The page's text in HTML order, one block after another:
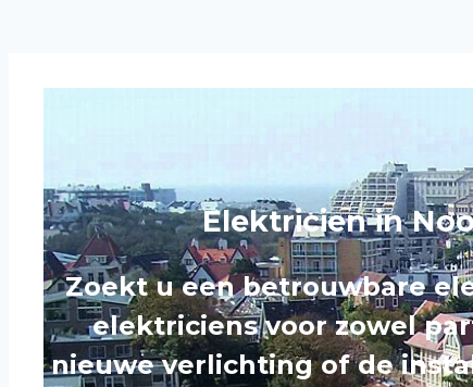
Elektricien in
Zoekt u een betrouwbare
elektriciens voor zowel
nieuwe verlichting of de